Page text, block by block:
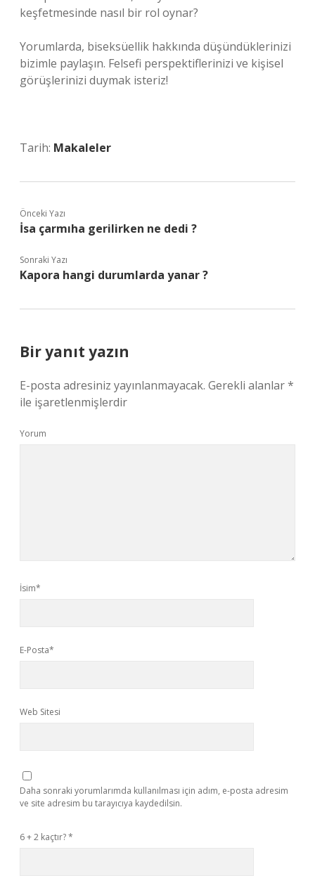
keşfetmesinde nasıl bir rol oynar?
Yorumlarda, biseksüellik hakkında düşündüklerinizi
bizimle paylaşın. Felsefi perspektiflerinizi ve kişisel
görüşlerinizi duymak isteriz!
Tarih: Makaleler
Önceki Yazı
İsa çarmıha gerilirken ne dedi ?
Sonraki Yazı
Kapora hangi durumlarda yanar ?
Bir yanıt yazın
E-posta adresiniz yayınlanmayacak. Gerekli alanlar*
ile işaretlenmişlerdir
Yorum
İsim*
E-Posta*
Web Sitesi
Daha sonraki yorumlarımda kullanılması için adım, e-posta adresim
ve site adresim bu tarayıcıya kaydedilsin.
6 + 2 kaçtır?*